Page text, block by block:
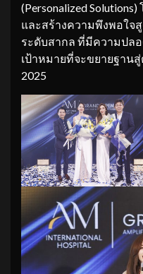
(Personalized
และสร้างความพึงพอใจ
ระดับสากล ที่มีความปล
เป้าหมายที่จะขยายฐาน
2025